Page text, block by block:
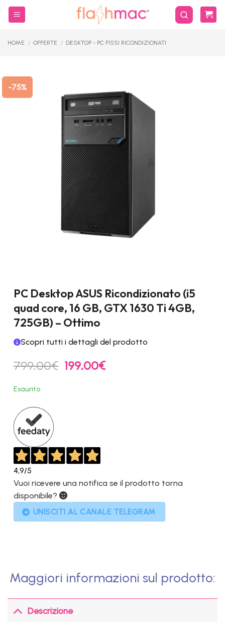
Salta
HOME / OFFERTE / DESKTOP - PC FISSI RICONDIZIONATI
-75%
PC Desktop ASUS Ricondizionato (i5
quad core, 16 GB, GTX 1630 Ti 4GB,
725GB) – Ottimo
Scopri tutti i dettagli del prodotto
799,00€ Il
prezzo
199,00€Il
Esaurito
4,9/5
Vuoi ricevere una notifica se il prodotto torna
disponibile?
UNISCITI AL CANALE TELEGRAM
Maggiori informazioni sul prodotto:
Descrizione